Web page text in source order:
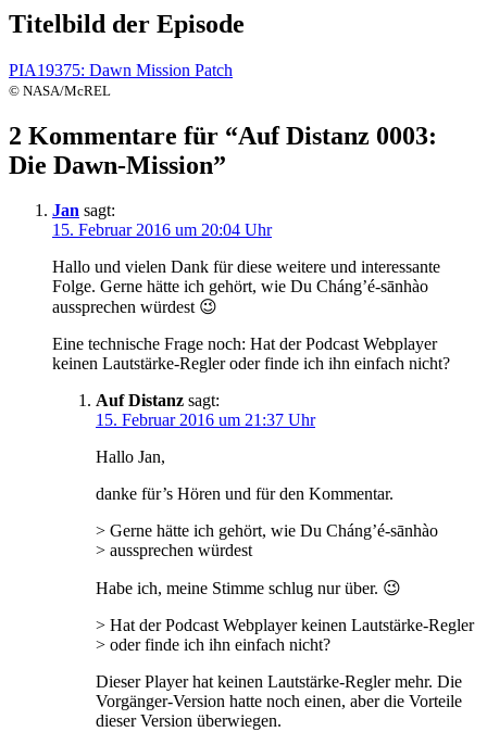
Titelbild der Episode
PIA19375: Dawn Mission Patch
© NASA/McREL
2 Kommentare für “Auf Distanz 0003:
Die Dawn-Mission”
Jan sagt:
15. Februar 2016 um 20:04 Uhr
Hallo und vielen Dank für diese weitere und interessante
Folge. Gerne hätte ich gehört, wie Du Cháng’é-sānhào
aussprechen würdest 😉
Eine technische Frage noch: Hat der Podcast Webplayer
keinen Lautstärke-Regler oder finde ich ihn einfach nicht?
Auf Distanz sagt:
15. Februar 2016 um 21:37 Uhr
Hallo Jan,
danke für’s Hören und für den Kommentar.
> Gerne hätte ich gehört, wie Du Cháng’é-sānhào
> aussprechen würdest
Habe ich, meine Stimme schlug nur über. 😉
> Hat der Podcast Webplayer keinen Lautstärke-Regler
> oder finde ich ihn einfach nicht?
Dieser Player hat keinen Lautstärke-Regler mehr. Die
Vorgänger-Version hatte noch einen, aber die Vorteile
dieser Version überwiegen.